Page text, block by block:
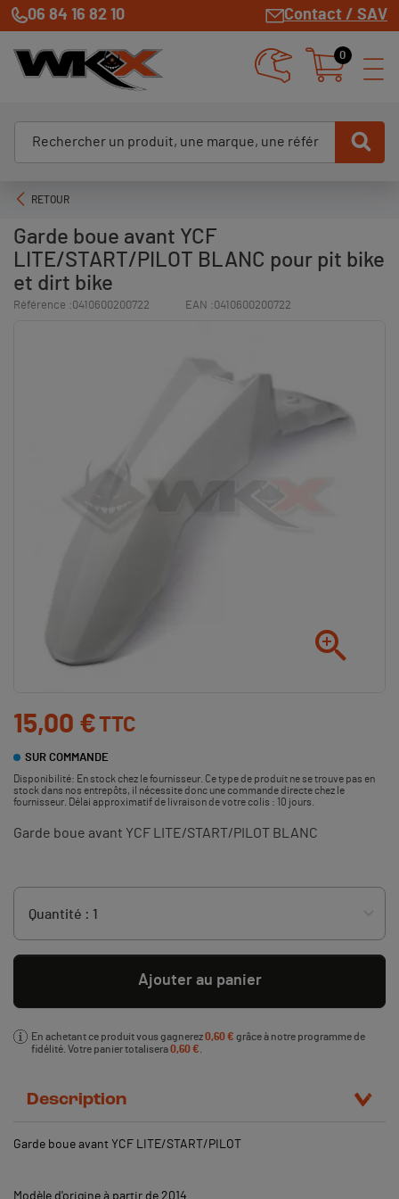
06 84 16 82 10 Contact / SAV
0
RETOUR
Garde boue avant YCF
LITE/START/PILOT BLANC pour pit bike
et dirt bike
Référence :0410600200722 EAN :0410600200722

15,00 €TTC
SUR COMMANDE
Disponibilité: En stock chez le fournisseur. Ce type de produit ne se trouve pas en
stock dans nos entrepôts, il nécessite donc une commande directe chez le
fournisseur. Délai approximatif de livraison de votre colis : 10 jours.
Garde boue avant YCF LITE/START/PILOT BLANC
Ajouter au panier
En achetant ce produit vous gagnerez0,60 € grâce à notre programme de
fidélité. Votre panier totalisera0,60 €
Description
Garde boue avant YCF LITE/START/PILOT
Modèle d'origine à partir de 2014